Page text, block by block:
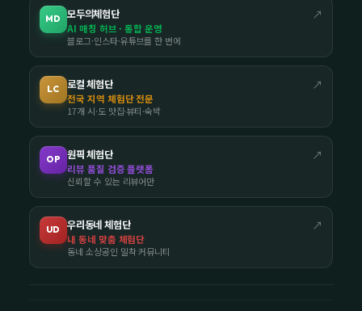
MD 모두의체험단 ↗
AI 매칭 허브 · 통합 운영
블로그·인스타·유튜브를 한 번에
LC 로컬 체험단 ↗
전국 지역 체험단 전문
17개 시·도 맛집·뷰티·숙박
OP 원픽 체험단 ↗
리뷰 품질 검증 플랫폼
신뢰할 수 있는 리뷰어만
UD 우리동네 체험단 ↗
내 동네 맞춤 체험단
동네 소상공인 밀착 커뮤니티